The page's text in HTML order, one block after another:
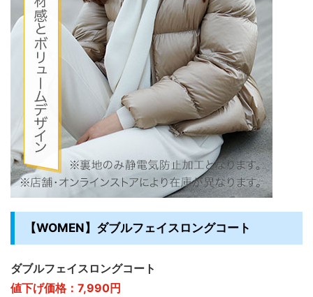
【WOMEN】ダブルフェイスロングコート
ダブルフェイスロングコート
値下げ価格：7,990円